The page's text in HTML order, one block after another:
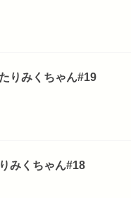
りみくちゃん#19
みくちゃん#18